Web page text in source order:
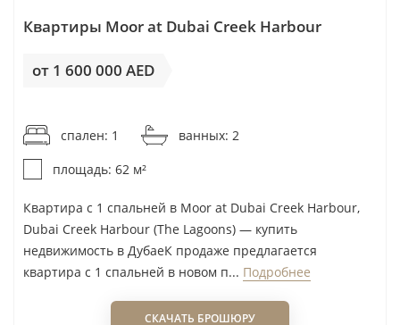
Квартиры Moor at Dubai Creek Harbour
от 1 600 000 AED
спален: 1
ванных: 2
площадь: 62 м²
Квартира с 1 спальней в Moor at Dubai Creek Harbour,
Dubai Creek Harbour (The Lagoons) — купить
недвижимость в ДубаеК продаже предлагается
квартира с 1 спальней в новом п... Подробнее
СКАЧАТЬ БРОШЮРУ